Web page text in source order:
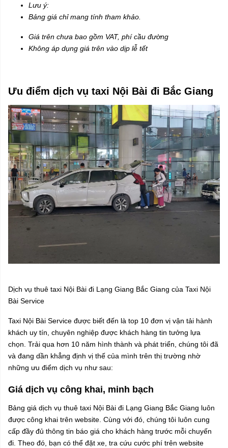
Lưu ý:
Bảng giá chỉ mang tính tham khảo.
Giá trên chưa bao gồm VAT, phí cầu đường
Không áp dụng giá trên vào dịp lễ tết
Ưu điểm dịch vụ taxi Nội Bài đi Bắc Giang
Dịch vụ thuê taxi Nội Bài đi Lạng Giang Bắc Giang của Taxi Nội
Bài Service
Taxi Nội Bài Service được biết đến là top 10 đơn vị vận tải hành
khách uy tín, chuyên nghiệp được khách hàng tin tưởng lựa
chọn. Trải qua hơn 10 năm hình thành và phát triển, chúng tôi đã
và đang dần khẳng định vị thế của mình trên thị trường nhờ
những ưu điểm dịch vụ như sau:
Giá dịch vụ công khai, minh bạch
Bảng giá dịch vụ thuê taxi Nội Bài đi Lạng Giang Bắc Giang luôn
được công khai trên website. Cùng với đó, chúng tôi luôn cung
cấp đầy đủ thông tin báo giá cho khách hàng trước mỗi chuyến
đi. Theo đó, bạn có thể đặt xe, tra cứu cước phí trên website